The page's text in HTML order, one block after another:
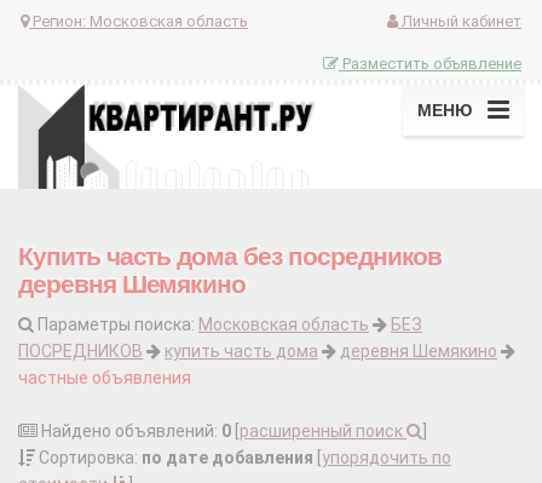
Регион: Московская область Личный кабинет
Разместить объявление
МЕНЮ
Купить часть дома без посредников
деревня Шемякино
Параметры поиска: Московская область
БЕЗ
ПОСРЕДНИКОВ
купить часть дома
деревня Шемякино
частные объявления
Найдено объявлений: 0 расширенный поиск
Сортировка: по дате добавления упорядочить по